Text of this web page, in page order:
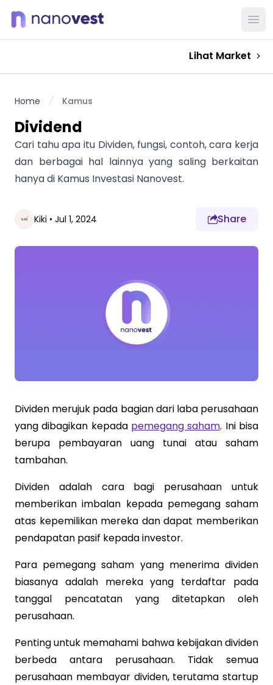
Lihat Market
Home Kamus
Dividend
Cari tahu apa itu Dividen, fungsi, contoh, cara kerja
dan berbagai hal lainnya yang saling berkaitan
hanya di Kamus Investasi Nanovest.
Kiki • Jul 1, 2024 Share
Dividen merujuk pada bagian dari laba perusahaan
yang dibagikan kepada pemegang saham. Ini bisa
berupa pembayaran uang tunai atau saham
tambahan.
Dividen adalah cara bagi perusahaan untuk
memberikan imbalan kepada pemegang saham
atas kepemilikan mereka dan dapat memberikan
pendapatan pasif kepada investor.
Para pemegang saham yang menerima dividen
biasanya adalah mereka yang terdaftar pada
tanggal pencatatan yang ditetapkan oleh
perusahaan.
Penting untuk memahami bahwa kebijakan dividen
berbeda antara perusahaan. Tidak semua
perusahaan membayar dividen, terutama startup